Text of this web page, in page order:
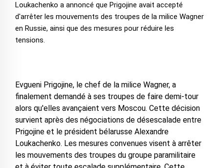
Loukachenko a annoncé que Prigojine avait accepté
d'arrêter les mouvements des troupes de la milice Wagner
en Russie, ainsi que des mesures pour réduire les
tensions.
Evgueni Prigojine, le chef de la milice Wagner, a
finalement demandé à ses troupes de faire demi-tour
alors qu'elles avançaient vers Moscou. Cette décision
survient après des négociations de désescalade entre
Prigojine et le président bélarusse Alexandre
Loukachenko. Les mesures convenues visent à arrêter
les mouvements des troupes du groupe paramilitaire